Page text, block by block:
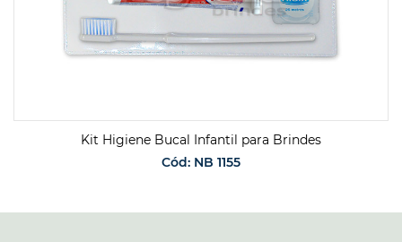
Kit Higiene Bucal Infantil para Brindes
Cód: NB 1155
SOLICITAR ORÇAMENTO